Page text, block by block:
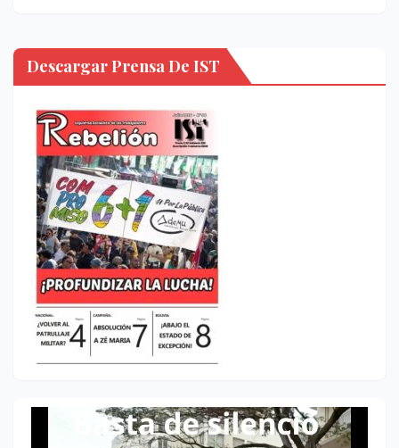
Descargar Prensa De IST
Reproductor